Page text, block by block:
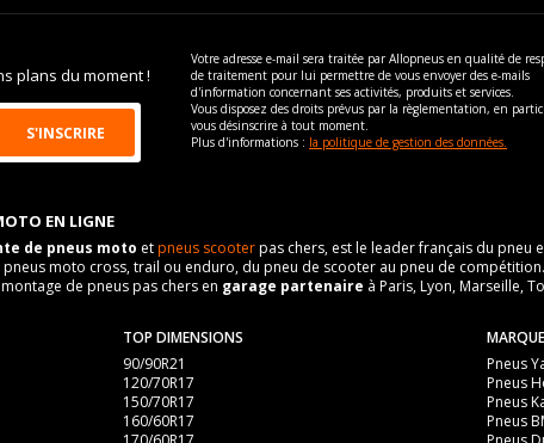
plans du moment !
Votre adresse e-mail sera traitée par Allopneus en qualité de
de traitement pour lui permettre de vous envoyer des e-mails
d'information concernant ses activités, produits et services.
Vous disposez des droits prévus par la règlementation, en
vous désinscrire à tout moment.
Plus d'informations : la politique de gestion des données.
EN LIGNE
de pneus moto etpneus scooterpas chers, est le leader français du pneu
pneus moto cross, trail ou enduro, du pneu de scooter au pneu de
de pneus pas chers en garage partenaire à Paris, Lyon, Marseille,
TOP DIMENSIONS
90/90R21
120/70R17
150/70R17
160/60R17
Pneus
Pneus
Pneus
Pneus